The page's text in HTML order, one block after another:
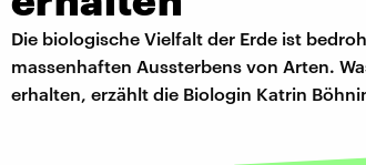
Die biologische Vielfalt der Erde ist
massenhaften Aussterbens von Arten.
erhalten, erzählt die Biologin Katrin